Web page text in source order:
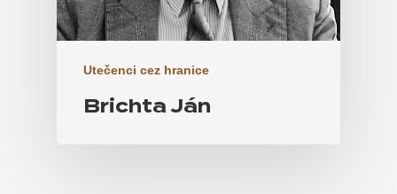
Utečenci cez hranice
Brichta Ján